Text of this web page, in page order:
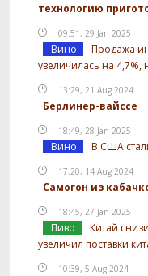
технологию
09:51, 29 Jan 2025
Вино
Продажа
увеличилась на
13:29, 21 Aug 2024
Берлинер-вайссе
18:49, 28 Jan 2025
Вино В США
17:20, 14 Aug 2024
Самогон из
18:45, 27 Jan 2025
Пиво
Китай
увеличил поставки
10:39, 5 Aug 2024